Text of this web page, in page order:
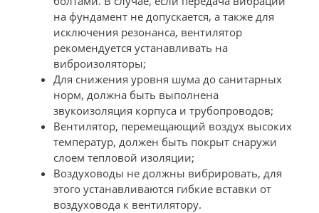
на фундамент не допускается, а также для
исключения резонанса, вентилятор
рекомендуется устанавливать на
виброизоляторы;
Для снижения уровня шума до санитарных
норм, должна быть выполнена
звукоизоляция корпуса и трубопроводов;
Вентилятор, перемещающий воздух высоких
температур, должен быть покрыт снаружи
слоем тепловой изоляции;
Воздуховоды не должны вибрировать, для
этого устанавливаются гибкие вставки от
воздуховода к вентилятору.